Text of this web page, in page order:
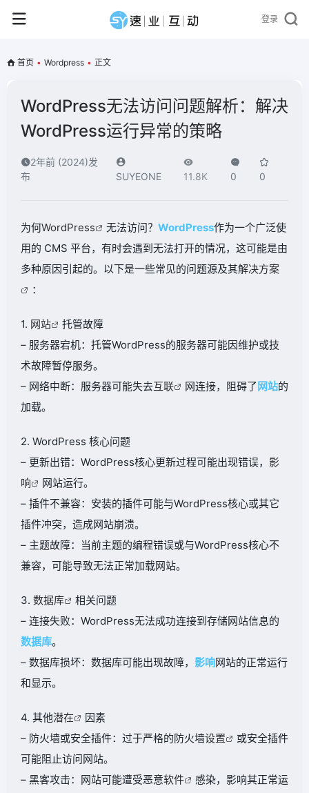
登录
首页 • Wordpress • 正文
WordPress无法访问问题解析：解决
WordPress运行异常的策略
2年前 (2024)发
布
SUYEONE 11.8K 0 0
为何WordPress 无法访问？ WordPress作为一个广泛使
用的 CMS 平台，有时会遇到无法打开的情况，这可能是由
多种原因引起的。以下是一些常见的问题源及其解决方案
：
1. 网站
托管故障
– 服务器宕机：托管WordPress的服务器可能因维护或技
术故障暂停服务。
– 网络中断：服务器可能失去互联 网连接，阻碍了网站的
加载。
2. WordPress 核心问题
– 更新出错：WordPress核心更新过程可能出现错误， 影
响
网站运行。
– 插件不兼容：安装的插件可能与WordPress核心或其它
插件冲突，造成网站崩溃。
– 主题故障：当前主题的编程错误或与WordPress核心不
兼容，可能导致无法正常加载网站。
3. 数据库
相关问题
– 连接失败：WordPress无法成功连接到存储网站信息的
数据库。
– 数据库损坏：数据库可能出现故障， 影响网站的正常运行
和显示。
4. 其他潜在
因素
– 防火墙或安全插件：过于严格的防火墙设置
或安全插件
可能阻止访问网站。
– 黑客攻击：网站可能遭受恶意软件
感染，影响其正常运